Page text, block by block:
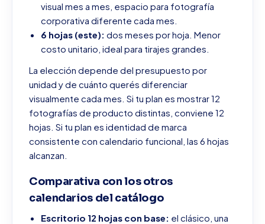
visual mes a mes, espacio para fotografía
corporativa diferente cada mes.
6 hojas (este): dos meses por hoja. Menor
costo unitario, ideal para tirajes grandes.
La elección depende del presupuesto por
unidad y de cuánto querés diferenciar
visualmente cada mes. Si tu plan es mostrar 12
fotografías de producto distintas, conviene 12
hojas. Si tu plan es identidad de marca
consistente con calendario funcional, las 6 hojas
alcanzan.
Comparativa con los otros
calendarios del catálogo
Escritorio 12 hojas con base: el clásico, una